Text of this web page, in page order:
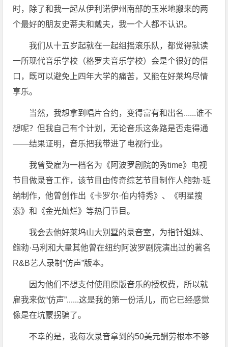
时，除了和我一起从伊利诺伊州南部的玉米地搬来的两
个最好的朋友史蒂夫和戴夫，我一个人都不认识。
我们从十五岁起就在一起组摇滚乐队，都觉得就读
一所现代音乐学校（格罗夫音乐学校）会是个很好的借
口，既可以避免上四年大学的痛苦，又能在好莱坞尽情
享乐。
当然，我想拿到唱片合约，变得富有和出名......谁不
想呢？但我自己有个计划，无论音乐这条路是否走得通
——结果证明，音乐把我带进了电视行业。
我曾受雇为一档名为《阿波罗剧院的秀time》电视
节目做录音工作，该节目由传奇综艺节目制作人鲍勃·班
纳制作，他曾创作出《卡罗尔·伯内特秀》、《明星搜
索》和《金光灿烂》等热门节目。
我会去他好莱坞山大别墅的录音室，为指针姐妹、
鲍勃·马利和大量其他曾在纽约阿波罗剧院演出过的著名
R&B艺人录制“仿声”版本。
因为他们不想支付使用原版音乐的授权费，所以就
雇我来做“仿声”......这是我的第一份活儿，而它已经感觉
像是在坑蒙拐骗了。
不幸的是，我每次录音拿到的50美元酬劳根本不够